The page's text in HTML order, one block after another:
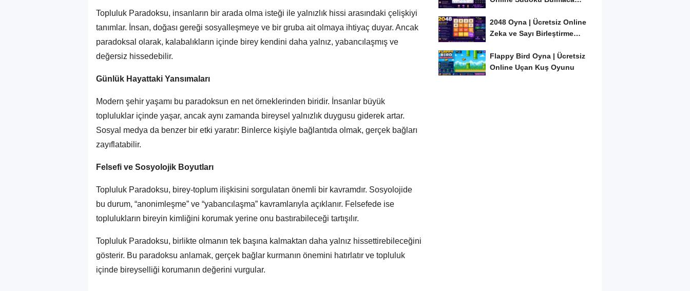
Topluluk Paradoksu, insanların bir arada olma isteği ile yalnızlık hissi arasındaki çelişkiyi
tanımlar. İnsan, doğası gereği sosyalleşmeye ve bir gruba ait olmaya ihtiyaç duyar. Ancak
paradoksal olarak, kalabalıkların içinde birey kendini daha yalnız, yabancılaşmış ve
değersiz hissedebilir.
Günlük Hayattaki Yansımaları
Modern şehir yaşamı bu paradoksun en net örneklerinden biridir. İnsanlar büyük
topluluklar içinde yaşar, ancak aynı zamanda bireysel yalnızlık duygusu giderek artar.
Sosyal medya da benzer bir etki yaratır: Binlerce kişiyle bağlantıda olmak, gerçek bağları
zayıflatabilir.
Felsefi ve Sosyolojik Boyutları
Topluluk Paradoksu, birey-toplum ilişkisini sorgulatan önemli bir kavramdır. Sosyolojide
bu durum, “anonimleşme” ve “yabancılaşma” kavramlarıyla açıklanır. Felsefede ise
toplulukların bireyin kimliğini korumak yerine onu bastırabileceği tartışılır.
Topluluk Paradoksu, birlikte olmanın tek başına kalmaktan daha yalnız hissettirebileceğini
gösterir. Bu paradoksu anlamak, gerçek bağlar kurmanın önemini hatırlatır ve topluluk
içinde bireyselliği korumanın değerini vurgular.
2048 Oyna | Ücretsiz Online
Zeka ve Sayı Birleştirme
Flappy Bird Oyna | Ücretsiz
Online Uçan Kuş Oyunu